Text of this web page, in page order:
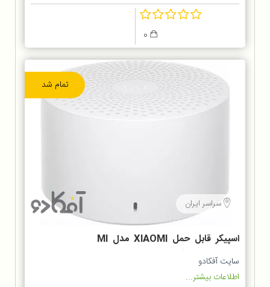
تمام شد
سراسر ایران
اسپیکر قابل حمل XIAOMI مدل MI
COMPACT 2 QBH4141EU
سایت آفکادو
اطلاعات بیشتر...